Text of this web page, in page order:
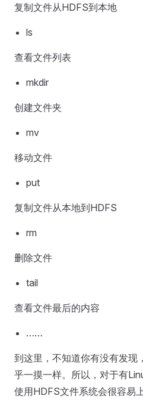
复制文件从HDFS到本地
ls
查看文件列表
mkdir
创建文件夹
mv
移动文件
put
复制文件从本地到HDFS
rm
删除文件
tail
查看文件最后的内容
……
到这里，不知道你有没有发现
乎一摸一样。所以，对于有
使用HDFS文件系统会很容易上